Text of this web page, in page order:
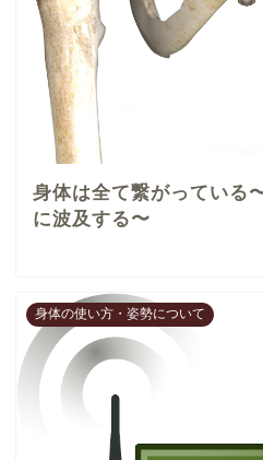
身体は全て繋がっている
に波及する〜
身体の使い方・姿勢について